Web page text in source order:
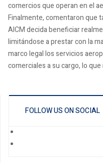
comercios que operan en el
Finalmente, comentaron que
AICM decida beneficiar
limitándose a prestar con la
marco legal los servicios
comerciales a su cargo, lo
FOLLOW US ON SOCIAL